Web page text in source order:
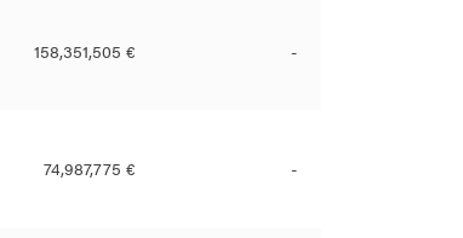
158,351,505 € -
74,987,775 € -